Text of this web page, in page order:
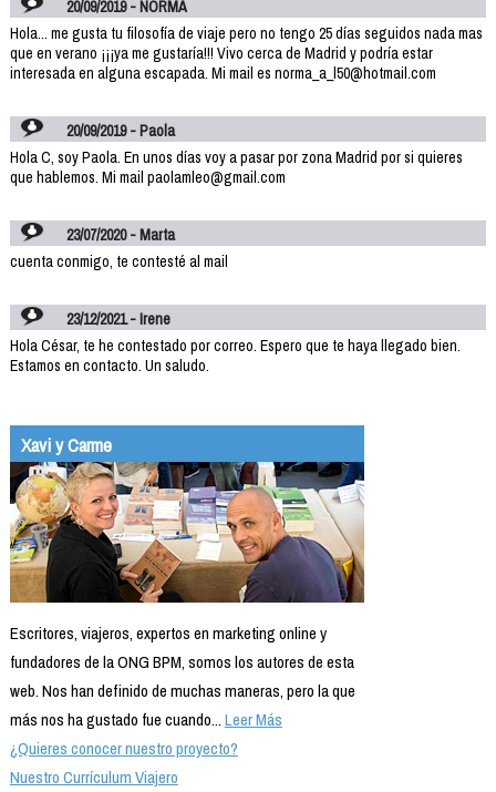
20/09/2019 - NORMA
Hola... me gusta tu filosofía de viaje pero no tengo 25 días seguidos nada mas
que en verano ¡¡¡ya me gustaría!!! Vivo cerca de Madrid y podría estar
interesada en alguna escapada. Mi mail es norma_a_l50@hotmail.com
20/09/2019 - Paola
Hola C, soy Paola. En unos días voy a pasar por zona Madrid por si quieres
que hablemos. Mi mail paolamleo@gmail.com
23/07/2020 - Marta
cuenta conmigo, te contesté al mail
23/12/2021 - Irene
Hola César, te he contestado por correo. Espero que te haya llegado bien.
Estamos en contacto. Un saludo.
Xavi y Carme
Escritores, viajeros, expertos en marketing online y
fundadores de la ONG BPM, somos los autores de esta
web. Nos han definido de muchas maneras, pero la que
más nos ha gustado fue cuando...Leer Más
¿Quieres conocer nuestro proyecto?
Nuestro Currículum Viajero